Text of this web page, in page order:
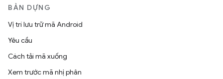
BẢN DỰNG
Vị trí lưu trữ mã Android
Yêu cầu
Cách tải mã xuống
Xem trước mã nhị phân